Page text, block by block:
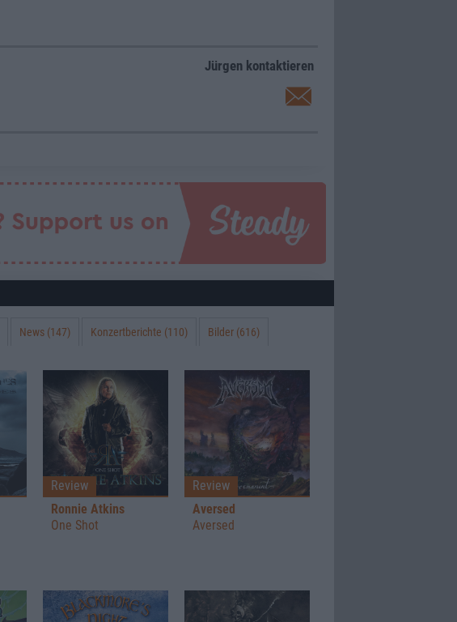
Jürgen kontaktieren
News (147) Konzertberichte (110) Bilder (616)
Review
Ronnie Atkins
One Shot
Review
Aversed
Aversed